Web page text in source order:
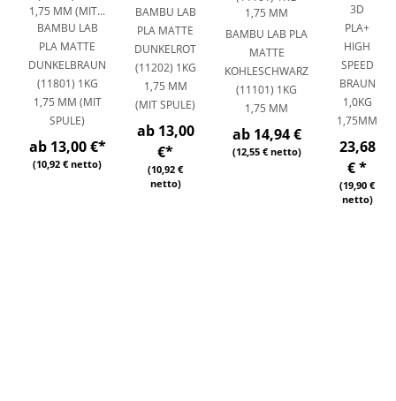
BAMBU LAB
PLA MATTE
DUNKELBRAUN
(11801) 1KG
1,75 MM (MIT
SPULE)
ab 13,00 €*
(10,92 € netto)
BAMBU LAB
PLA MATTE
DUNKELROT
(11202) 1KG
1,75 MM
(MIT SPULE)
ab 13,00
€*
(10,92 €
netto)
BAMBU LAB PLA
MATTE
KOHLESCHWARZ
(11101) 1KG
1,75 MM
ab 14,94 €
(12,55 € netto)
3D
PLA+
HIGH
SPEED
BRAUN
1,0KG
1,75MM
23,68
€*
(19,90 €
netto)